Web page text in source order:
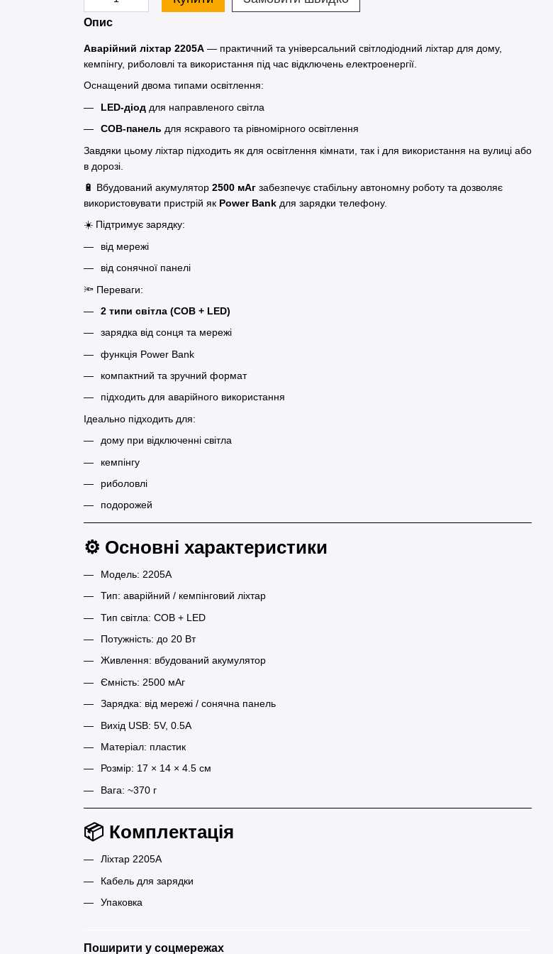
Опис
Аварійний ліхтар 2205A — практичний та універсальний світлодіодний ліхтар для дому,
кемпінгу, риболовлі та використання під час відключень електроенергії.
Оснащений двома типами освітлення:
LED-діод для направленого світла
COB-панель для яскравого та рівномірного освітлення
Завдяки цьому ліхтар підходить як для освітлення кімнати, так і для використання на вулиці або
в дорозі.
🔋 Вбудований акумулятор 2500 мАг забезпечує стабільну автономну роботу та дозволяє
використовувати пристрій як Power Bank для зарядки телефону.
☀️ Підтримує зарядку:
від мережі
від сонячної панелі
🔦 Переваги:
2 типи світла (COB + LED)
зарядка від сонця та мережі
функція Power Bank
компактний та зручний формат
підходить для аварійного використання
Ідеально підходить для:
дому при відключенні світла
кемпінгу
риболовлі
подорожей
⚙️ Основні характеристики
Модель: 2205A
Тип: аварійний / кемпінговий ліхтар
Тип світла: COB + LED
Потужність: до 20 Вт
Живлення: вбудований акумулятор
Ємність: 2500 мАг
Зарядка: від мережі / сонячна панель
Вихід USB: 5V, 0.5A
Матеріал: пластик
Розмір: 17 × 14 × 4.5 см
Вага: ~370 г
📦 Комплектація
Ліхтар 2205A
Кабель для зарядки
Упаковка
Поширити у соцмережах